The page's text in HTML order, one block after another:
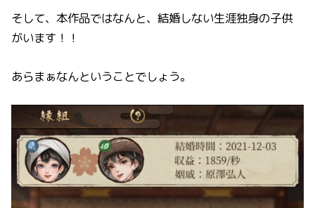
そして、本作品ではなんと、結婚しない生涯独身の子供
がいます！！
あらまぁなんということでしょう。